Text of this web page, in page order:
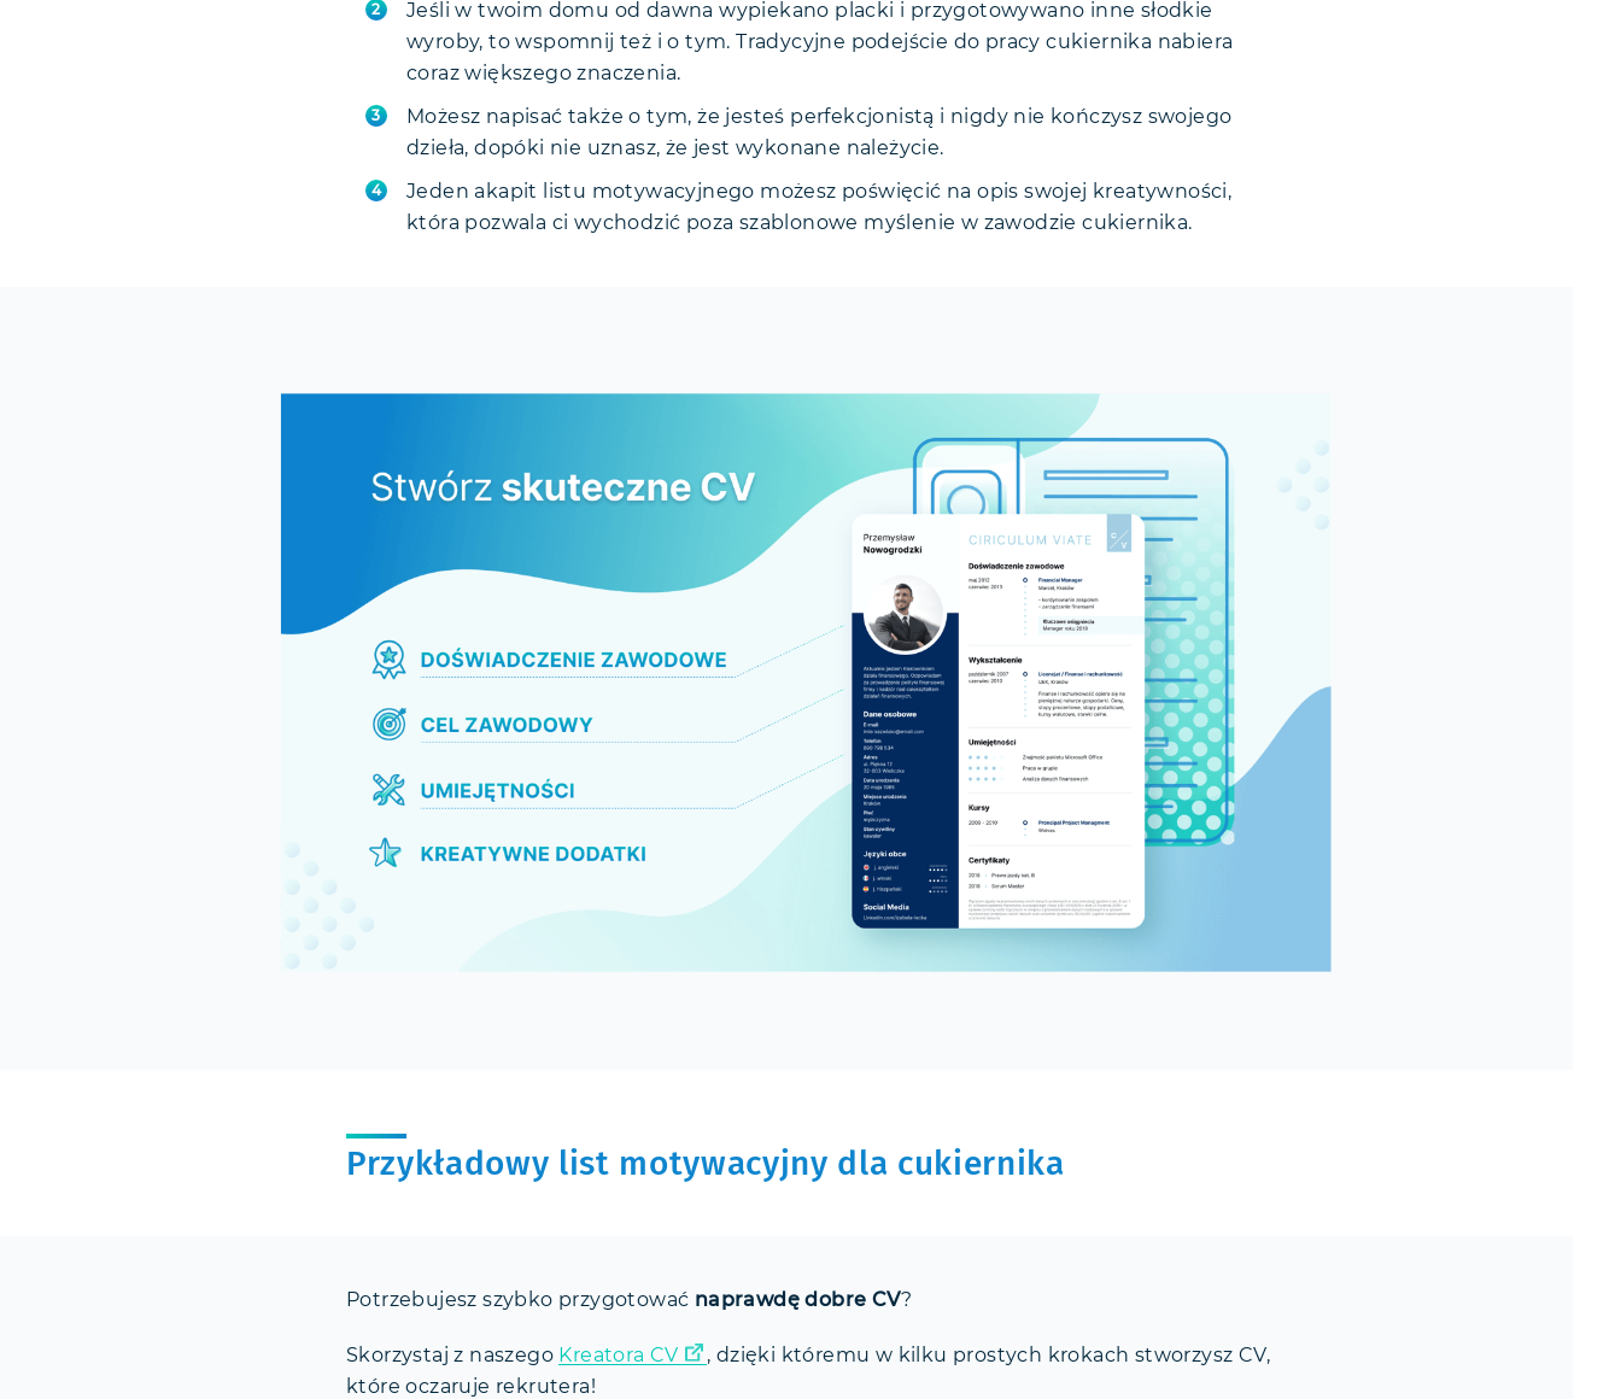
Jeśli w twoim domu od dawna wypiekano placki i przygotowywano inne słodkie
wyroby, to wspomnij też i o tym. Tradycyjne podejście do pracy cukiernika nabiera
coraz większego znaczenia.
Możesz napisać także o tym, że jesteś perfekcjonistą i nigdy nie kończysz swojego
dzieła, dopóki nie uznasz, że jest wykonane należycie.
Jeden akapit listu motywacyjnego możesz poświęcić na opis swojej kreatywności,
która pozwala ci wychodzić poza szablonowe myślenie w zawodzie cukiernika.
Przykładowy list motywacyjny dla cukiernika
Potrzebujesz szybko przygotować naprawdę dobre CV?
Skorzystaj z naszego Kreatora CV
, dzięki któremu w kilku prostych krokach stworzysz CV,
które oczaruje rekrutera!